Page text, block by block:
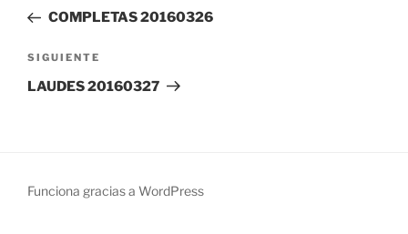
entradas
anterior:
COMPLETAS 20160326
Siguiente
entrada
SIGUIENTE
LAUDES 20160327
Funciona gracias a WordPress